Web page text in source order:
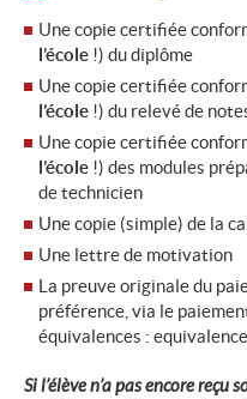
Une copie certifiée
l’école !) du diplôme
Une copie certifiée
l’école !) du relevé de
Une copie certifiée
l’école !) des modules
de technicien
Une copie (simple) de la
Une lettre de motivation
La preuve originale du
préférence, via le
équivalences :
Si l’élève n’a pas encore